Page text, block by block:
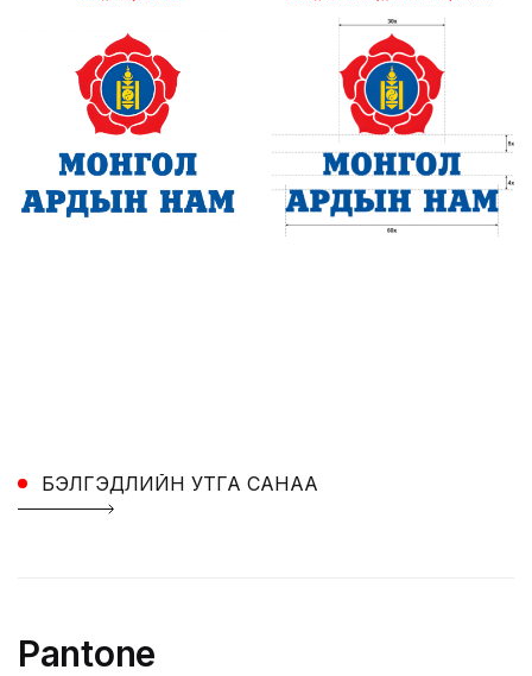
БЭЛГЭДЛИЙН УТГА САНАА
Pantone